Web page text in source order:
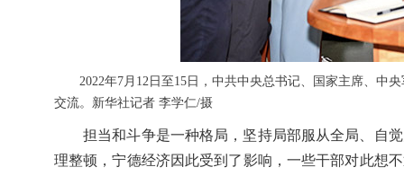
2022年7月12日至15日，中共中央总书记、国家主席、中
交流。新华社记者 李学仁/摄
担当和斗争是一种格局，坚持局部服从全局、自
理整顿，宁德经济因此受到了影响，一些干部对此想